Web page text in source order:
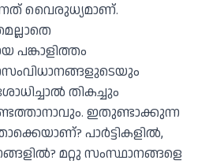
വൈരുധ്യമാണ്.
പങ്കാളിത്തം
തികച്ചും
ഇതുണ്ടാക്കുന്ന
പാർട്ടികളിൽ,
മറ്റു സംസ്ഥാനങ്ങളെ